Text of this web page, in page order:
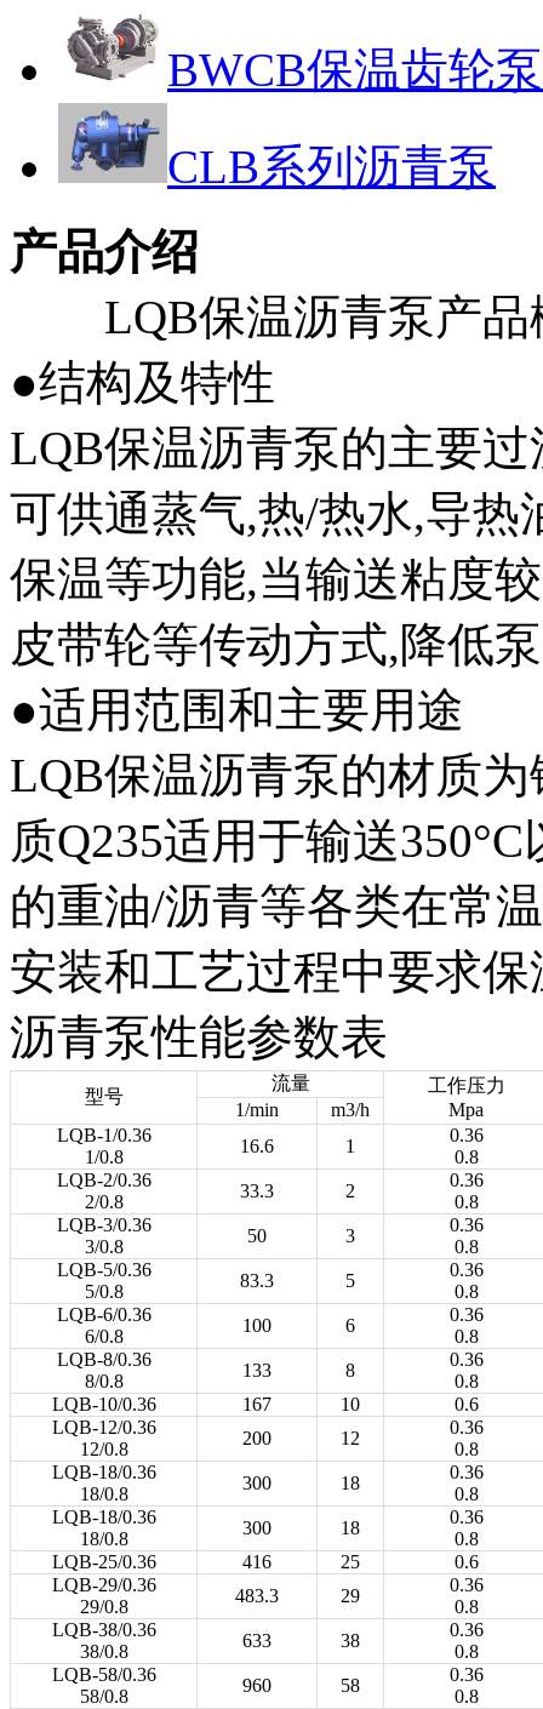
BWCB保温齿轮泵
CLB系列沥青泵
产品介绍
LQB保温沥青泵产品
●结构及特性
LQB保温沥青泵的主要
可供通蒸气,热/热水,导热
保温等功能,当输送粘度
皮带轮等传动方式,降低
●适用范围和主要用途
LQB保温沥青泵的材质
质Q235适用于输送
的重油/沥青等各类在常
安装和工艺过程中要求
沥青泵性能参数表
型号
流量
工作压力
Mpa
1/min
m3/h
LQB-1/0.36
1/0.8
16.6 1
0.36
0.8
LQB-2/0.36
2/0.8
33.3 2
0.36
0.8
LQB-3/0.36
3/0.8
50 3
0.36
0.8
LQB-5/0.36
5/0.8
83.3 5
0.36
0.8
LQB-6/0.36
6/0.8
100 6
0.36
0.8
LQB-8/0.36
8/0.8
133 8
0.36
0.8
LQB-10/0.36
167 10
0.6
LQB-12/0.36
12/0.8
200 12
0.36
0.8
LQB-18/0.36
18/0.8
300 18
0.36
0.8
LQB-18/0.36
18/0.8
300 18
0.36
0.8
LQB-25/0.36
416 25
0.6
LQB-29/0.36
29/0.8
483.3 29
0.36
0.8
LQB-38/0.36
38/0.8
633 38
0.36
0.8
LQB-58/0.36
58/0.8
960 58
0.36
0.8